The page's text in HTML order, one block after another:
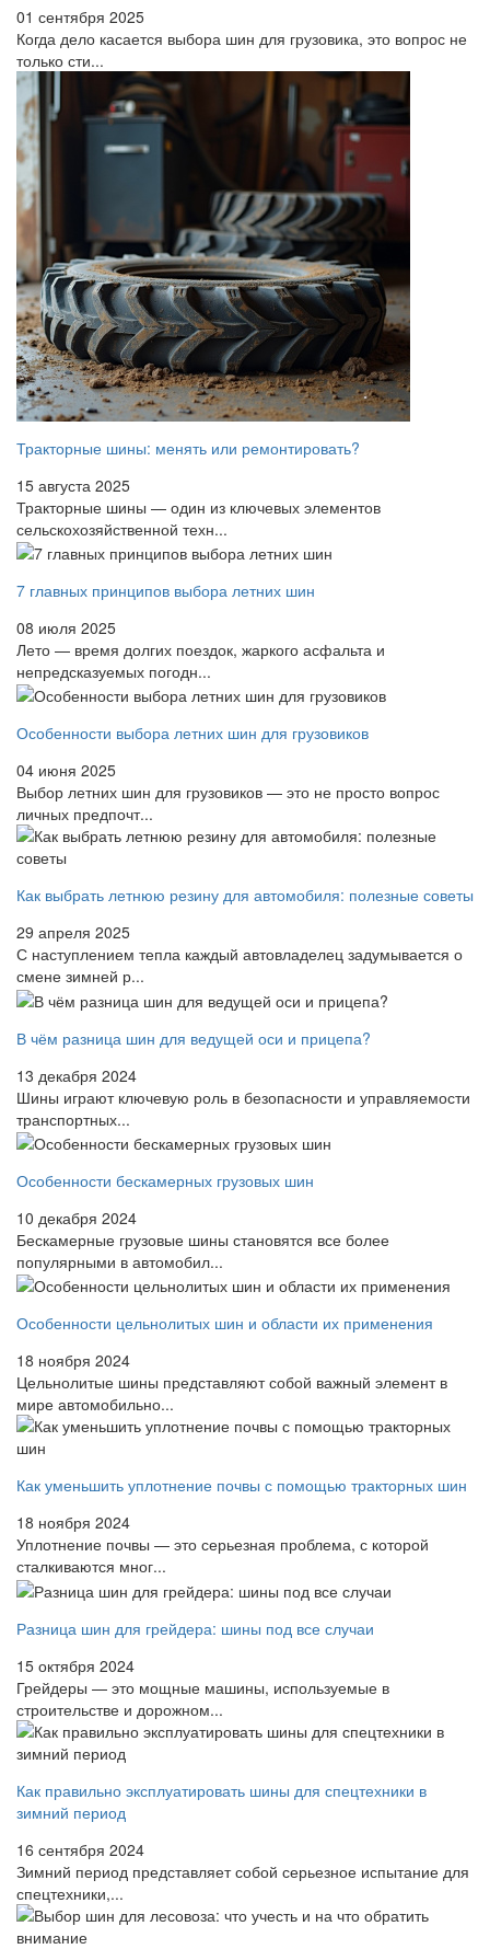
01 сентября 2025
Когда дело касается выбора шин для грузовика, это вопрос не
только сти...
Тракторные шины: менять или ремонтировать?
15 августа 2025
Тракторные шины — один из ключевых элементов
сельскохозяйственной техн...
7 главных принципов выбора летних шин
08 июля 2025
Лето — время долгих поездок, жаркого асфальта и
непредсказуемых погодн...
Особенности выбора летних шин для грузовиков
04 июня 2025
Выбор летних шин для грузовиков — это не просто вопрос
личных предпочт...
Как выбрать летнюю резину для автомобиля: полезные советы
29 апреля 2025
С наступлением тепла каждый автовладелец задумывается о
смене зимней р...
В чём разница шин для ведущей оси и прицепа?
13 декабря 2024
Шины играют ключевую роль в безопасности и управляемости
транспортных...
Особенности бескамерных грузовых шин
10 декабря 2024
Бескамерные грузовые шины становятся все более
популярными в автомобил...
Особенности цельнолитых шин и области их применения
18 ноября 2024
Цельнолитые шины представляют собой важный элемент в
мире автомобильно...
Как уменьшить уплотнение почвы с помощью тракторных шин
18 ноября 2024
Уплотнение почвы — это серьезная проблема, с которой
сталкиваются мног...
Разница шин для грейдера: шины под все случаи
15 октября 2024
Грейдеры — это мощные машины, используемые в
строительстве и дорожном...
Как правильно эксплуатировать шины для спецтехники в
зимний период
16 сентября 2024
Зимний период представляет собой серьезное испытание для
спецтехники,...